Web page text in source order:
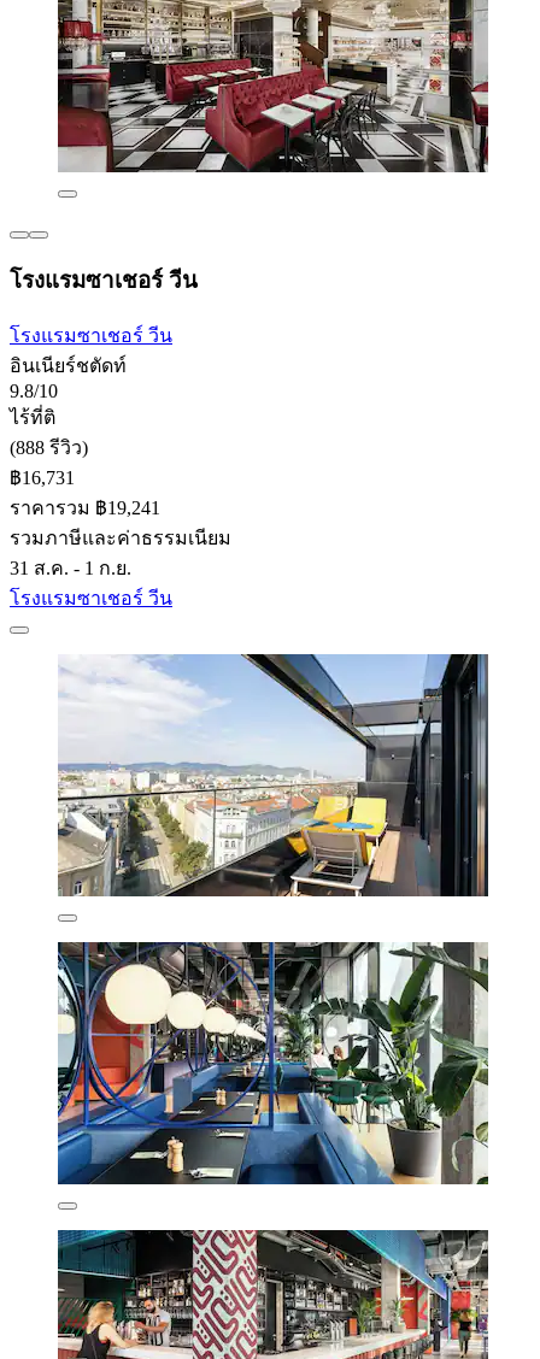
โรงแรมซาเชอร์ วีน
โรงแรมซาเชอร์ วีน
อินเนียร์ชตัดท์
9.8/10
ไร้ที่ติ
(888 รีวิว)
฿16,731
ราคารวม ฿19,241
รวมภาษีและค่าธรรมเนียม
31 ส.ค. - 1 ก.ย.
โรงแรมซาเชอร์ วีน